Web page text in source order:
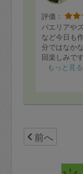
評価：
パエリアや
など今日も
分ではなか
回楽しみで
レンジフー
もっと見る
前へ